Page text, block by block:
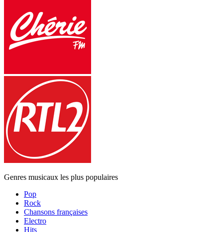
Genres musicaux les plus populaires
Pop
Rock
Chansons françaises
Electro
Hits